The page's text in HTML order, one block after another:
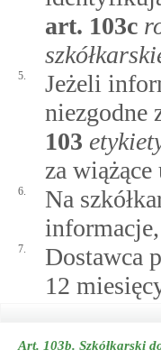
art. 103c
5.
Jeżeli
niezgodne
103
za
6.
Na
7.
Dostawca
12
Art. 103b. Szkółkarski